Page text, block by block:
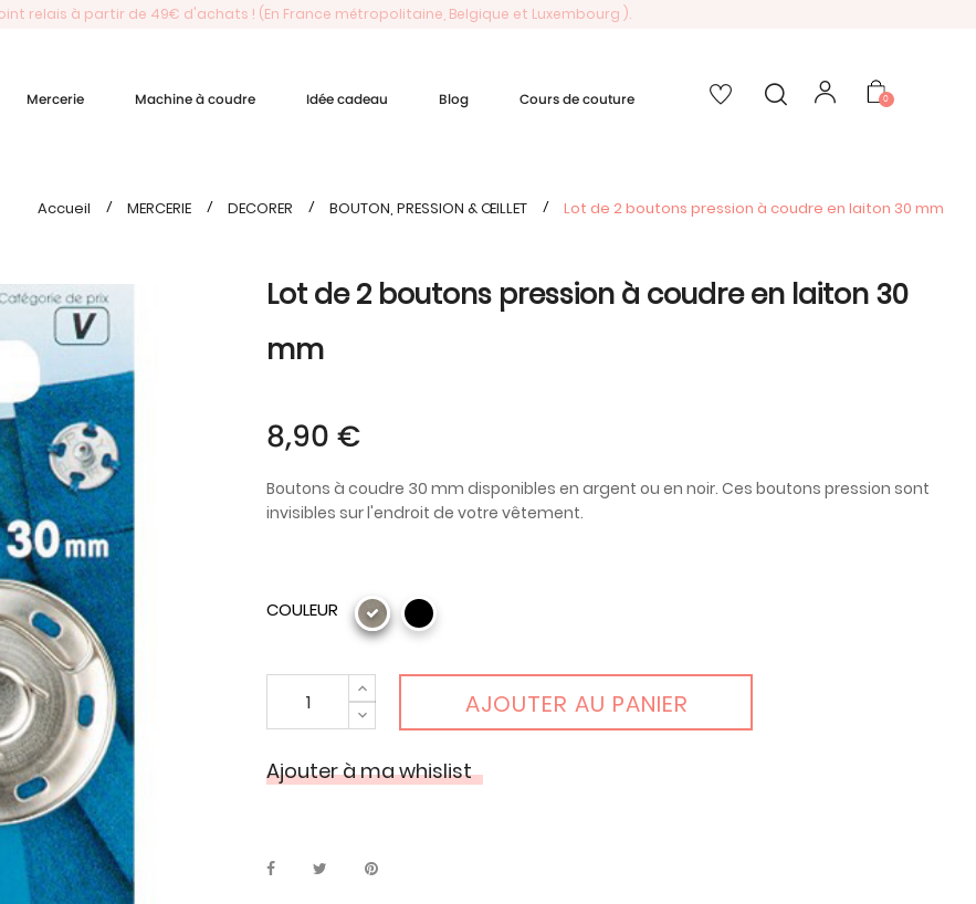
point relais à partir de 49€ d'achats ! (En France métropolitaine, Belgique et Luxembourg ).
Mercerie Machine à coudre Idée cadeau Blog Cours de couture 0
Accueil MERCERIE DECORER BOUTON, PRESSION & ŒILLET Lot de 2 boutons pression à coudre en laiton 30 mm
Lot de 2 boutons pression à coudre en laiton 30
mm
8,90 €
Boutons à coudre 30 mm disponibles en argent ou en noir. Ces boutons pression sont
invisibles sur l'endroit de votre vêtement.
COULEUR
AJOUTER AU PANIER
Ajouter à ma whislist